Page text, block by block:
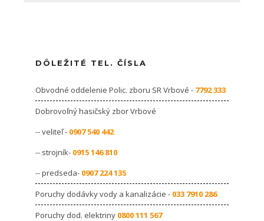
DÔLEŽITÉ TEL. ČÍSLA
Obvodné oddelenie Polic. zboru SR Vrbové - 7792 333
Dobrovoľný hasičský zbor Vrbové
-- veliteľ - 0907 540 442
-- strojník- 0915 146 810
-- predseda- 0907 224 135
Poruchy dodávky vody a kanalizácie - 033 7910 286
Poruchy dod. elektriny 0800 111 567